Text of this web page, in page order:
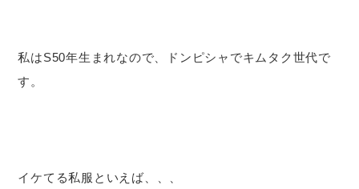
私はS50年生まれなので、ドンピシャでキムタク世代で
す。
イケてる私服といえば、、、